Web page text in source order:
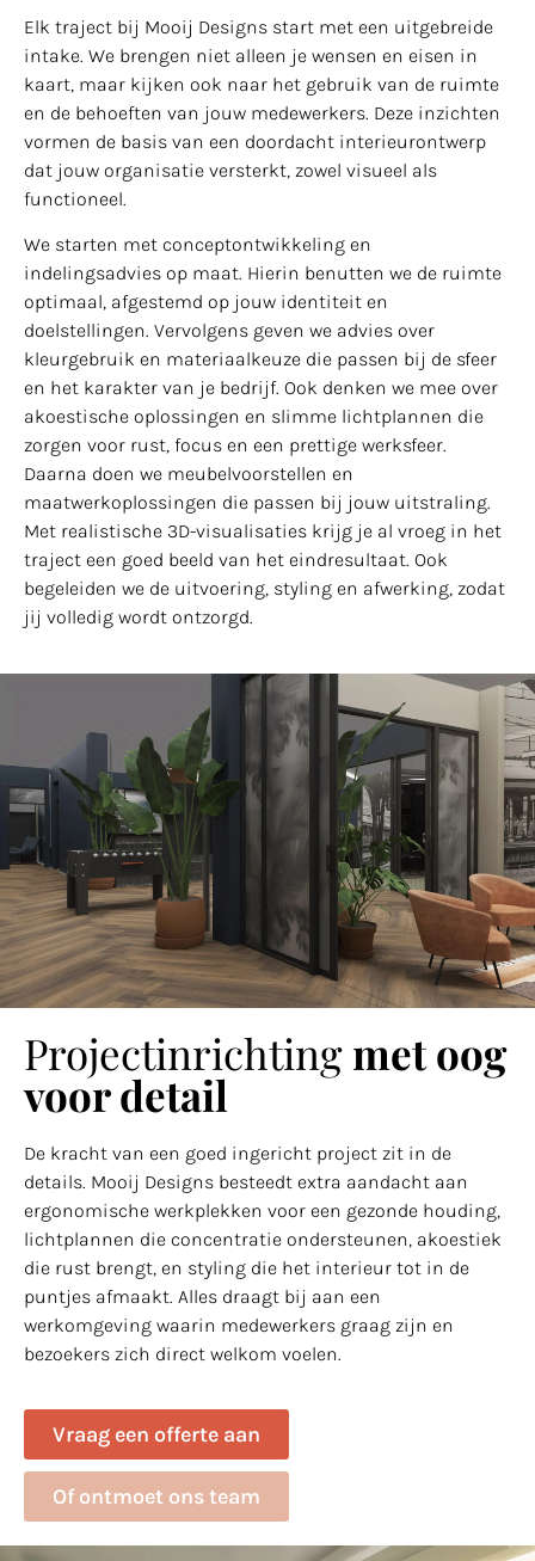
Elk traject bij Mooij Designs start met een uitgebreide
intake. We brengen niet alleen je wensen en eisen in
kaart, maar kijken ook naar het gebruik van de ruimte
en de behoeften van jouw medewerkers. Deze inzichten
vormen de basis van een doordacht interieurontwerp
dat jouw organisatie versterkt, zowel visueel als
functioneel.
We starten met conceptontwikkeling en
indelingsadvies op maat. Hierin benutten we de ruimte
optimaal, afgestemd op jouw identiteit en
doelstellingen. Vervolgens geven we advies over
kleurgebruik en materiaalkeuze die passen bij de sfeer
en het karakter van je bedrijf. Ook denken we mee over
akoestische oplossingen en slimme lichtplannen die
zorgen voor rust, focus en een prettige werksfeer.
Daarna doen we meubelvoorstellen en
maatwerkoplossingen die passen bij jouw uitstraling.
Met realistische 3D-visualisaties krijg je al vroeg in het
traject een goed beeld van het eindresultaat. Ook
begeleiden we de uitvoering, styling en afwerking, zodat
jij volledig wordt ontzorgd.
Projectinrichtingmet oog
voor detail
De kracht van een goed ingericht project zit in de
details. Mooij Designs besteedt extra aandacht aan
ergonomische werkplekken voor een gezonde houding,
lichtplannen die concentratie ondersteunen, akoestiek
die rust brengt, en styling die het interieur tot in de
puntjes afmaakt. Alles draagt bij aan een
werkomgeving waarin medewerkers graag zijn en
bezoekers zich direct welkom voelen.
Vraag een offerte aan
Of ontmoet ons team